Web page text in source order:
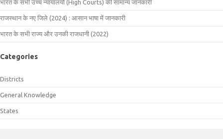
भारत के सभी उच्च न्यायालयों (High Courts) की सामान्य जानकारी
राजस्थान के नए जिले (2024) : आसान भाषा में जानकारी
भारत के सभी राज्य और उनकी राजधानी (2022)
Categories
Districts
General Knowledge
States